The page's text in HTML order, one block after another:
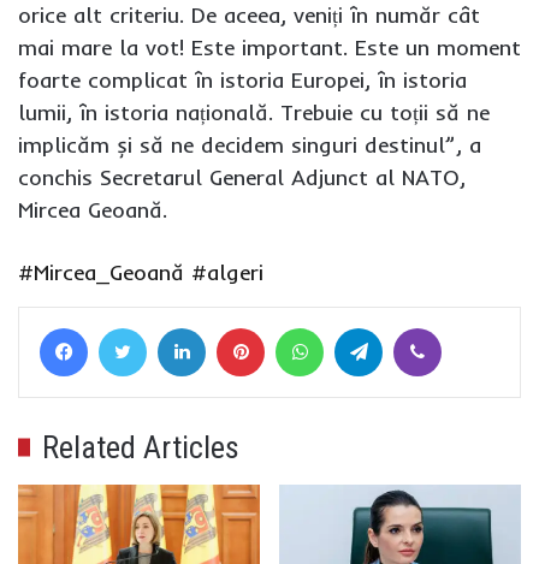
orice alt criteriu. De aceea, veniți în număr cât
mai mare la vot! Este important. Este un moment
foarte complicat în istoria Europei, în istoria
lumii, în istoria națională. Trebuie cu toții să ne
implicăm și să ne decidem singuri destinul”, a
conchis Secretarul General Adjunct al NATO,
Mircea Geoană.
#Mircea_Geoană #algeri
FacebookTwitter LinkedIn Pinterest WhatsAppTelegram
Related Articles